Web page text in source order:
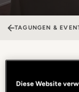
TAGUNGEN &
Diese Website